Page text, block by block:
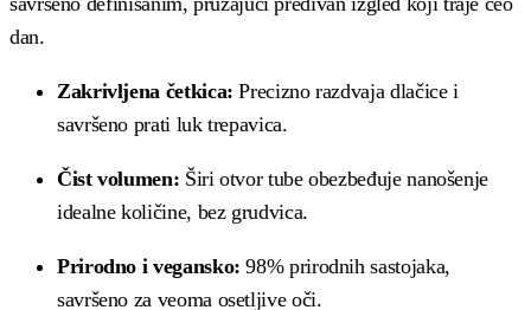
dan.
Zakrivljena četkica: Precizno razdvaja dlačice i
savršeno prati luk trepavica.
Čist volumen: Širi otvor tube obezbeđuje nanošenje
idealne količine, bez grudvica.
Prirodno i vegansko: 98% prirodnih sastojaka,
savršeno za veoma osetljive oči.